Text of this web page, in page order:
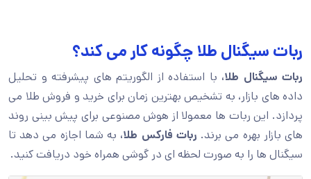
ربات سیگنال طلا چگونه کار می کند؟
ربات سیگنال طلا، با استفاده از الگوریتم های پیشرفته و تحلیل
داده های بازار، به تشخیص بهترین زمان برای خرید و فروش طلا می
پردازد. این ربات ها معمولا از هوش مصنوعی برای پیش بینی روند
های بازار بهره می برند. ربات فارکس طلا، به شما اجازه می دهد تا
سیگنال ها را به صورت لحظه ای در گوشی همراه خود دریافت کنید.